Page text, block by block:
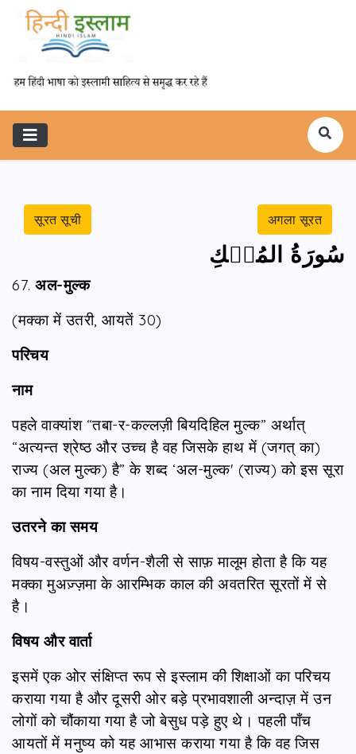
सूरत सूची अगला सूरत
سُورَةُ المُلۡكِ
67. अल-मुल्क
(मक्का में उतरी, आयतें 30)
परिचय
नाम
पहले वाक्यांश “तबा-र-कल्लज़ी बियदिहिल मुल्क” अर्थात्
“अत्यन्त श्रेष्ठ और उच्च है वह जिसके हाथ में (जगत् का)
राज्य (अल मुल्क) है” के शब्द ‘अल-मुल्क' (राज्य) को इस सूरा
का नाम दिया गया है।
उतरने का समय
विषय-वस्तुओं और वर्णन-शैली से साफ़ मालूम होता है कि यह
मक्का मुअज़्ज़मा के आरम्भिक काल की अवतरित सूरतों में से
है।
विषय और वार्ता
इसमें एक ओर संक्षिप्त रूप से इस्लाम की शिक्षाओं का परिचय
कराया गया है और दूसरी ओर बड़े प्रभावशाली अन्दाज़ में उन
लोगों को चौंकाया गया है जो बेसुध पड़े हुए थे। पहली पाँच
आयतों में मनुष्य को यह आभास कराया गया है कि वह जिस